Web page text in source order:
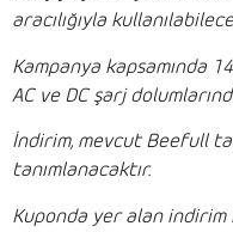
aracılığıyla
Kampanya kapsamında
AC ve DC şarj
İndirim, mevcut Beefull
tanımlanacaktır.
Kuponda yer alan indirim